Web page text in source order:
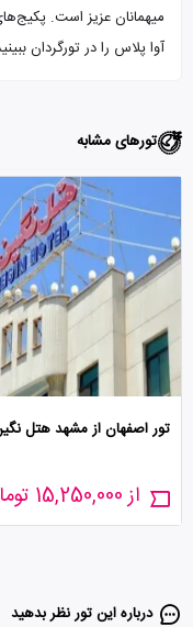
میهمانان عزیز است.
آوا پلاس را در تورگردان
تورهای مشابه
تور اصفهان از مشهد هتل
از 15,250,000 تومان
درباره این تور‌ نظر بدهید